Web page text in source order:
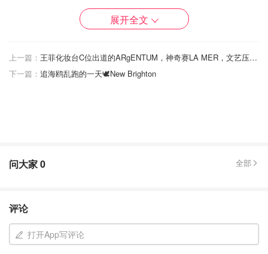
💐Kat von D-Double Dare
第一个推荐温柔的颜色 KVD主打持久
展开全文
上一篇：
王菲化妆台C位出道的ARgENTUM，神奇赛LA MER，文艺压Aesop
下一篇： 追海鸥乱跑的一天🕊New Brighton
问大家0 全部
评论
打开App写评论